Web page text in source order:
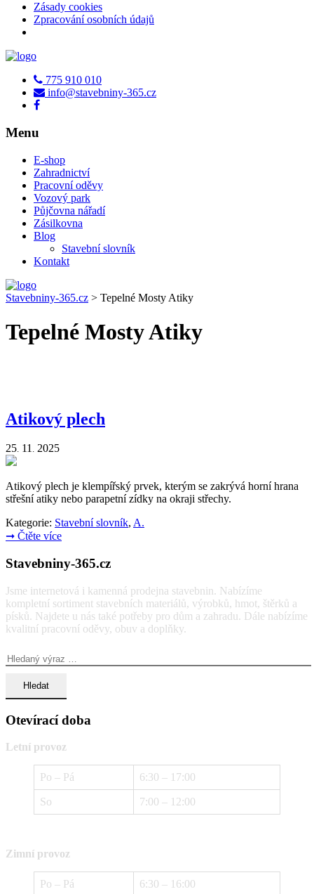
Zásady cookies
Zpracování osobních údajů
775 910 010
info@stavebniny-365.cz
Menu
E-shop
Zahradnictví
Pracovní oděvy
Vozový park
Půjčovna nářadí
Zásilkovna
Blog
Stavební slovník
Kontakt
Stavebniny-365.cz > Tepelné Mosty Atiky
Tepelné Mosty Atiky
Atikový plech
25. 11. 2025
Atikový plech je klempířský prvek, kterým se zakrývá horní hrana
střešní atiky nebo parapetní zídky na okraji střechy.
Kategorie: Stavební slovník, A.
➞ Čtěte více
Stavebniny-365.cz
Jsme internetová i kamenná prodejna stavebnin. Nabízíme
kompletní sortiment stavebních materiálů, výrobků, hmot, štěrků a
písků. Najdete u nás také potřeby pro dům a zahradu. Dále nabízíme
kvalitní pracovní oděvy, obuv a doplňky.
Otevírací doba
Letní provoz
Po – Pá 6:30 – 17:00
So 7:00 – 12:00
Zimní provoz
Po – Pá 6:30 – 16:00